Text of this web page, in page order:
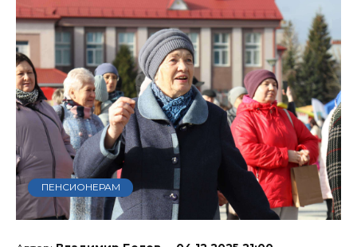
ПЕНСИОНЕРАМ